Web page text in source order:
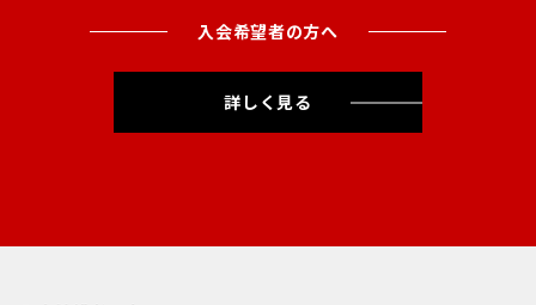
入会希望者の方へ
詳しく見る